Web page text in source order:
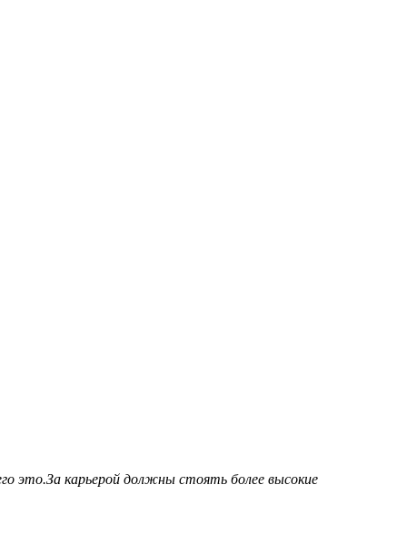
это.За карьерой должны стоять более высокие